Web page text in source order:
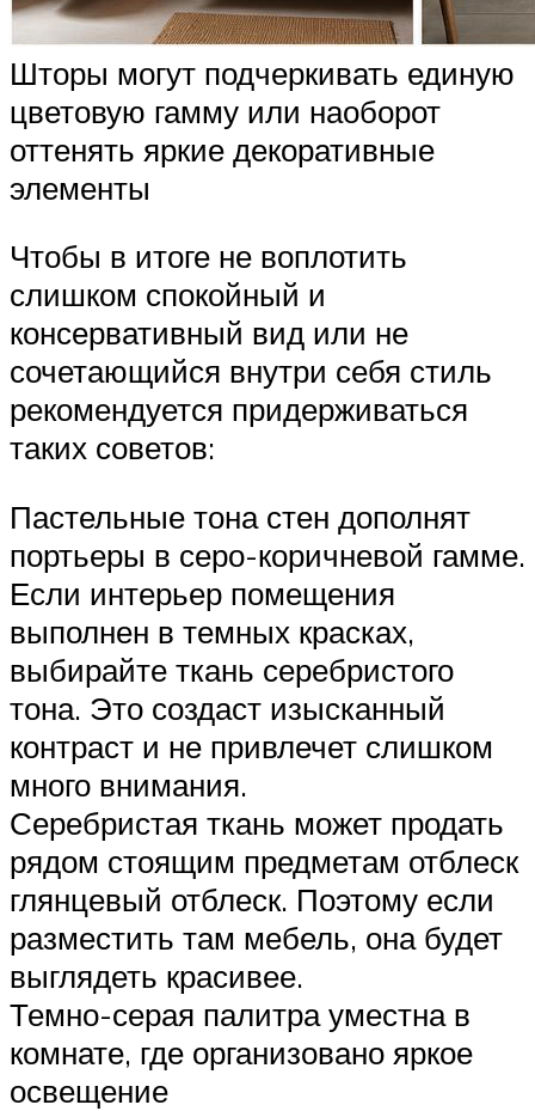
Шторы могут подчеркивать единую
цветовую гамму или наоборот
оттенять яркие декоративные
элементы
Чтобы в итоге не воплотить
слишком спокойный и
консервативный вид или не
сочетающийся внутри себя стиль
рекомендуется придерживаться
таких советов:
Пастельные тона стен дополнят
портьеры в серо-коричневой гамме.
Если интерьер помещения
выполнен в темных красках,
выбирайте ткань серебристого
тона. Это создаст изысканный
контраст и не привлечет слишком
много внимания.
Серебристая ткань может продать
рядом стоящим предметам отблеск
глянцевый отблеск. Поэтому если
разместить там мебель, она будет
выглядеть красивее.
Темно-серая палитра уместна в
комнате, где организовано яркое
освещение